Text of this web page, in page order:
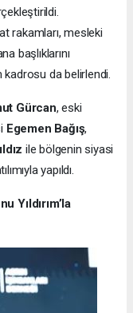
rakamları, mesleki
başlıklarını
da belirlendi.
Gürcan, eski
Egemen Bağış,
ile bölgenin siyasi
yapıldı.
Yıldırım’la